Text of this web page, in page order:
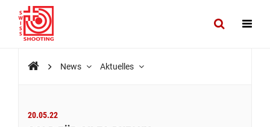
News Aktuelles
20.05.22